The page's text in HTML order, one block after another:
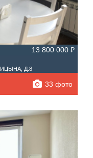
13 800 000 ₽
Д.8
33 фото